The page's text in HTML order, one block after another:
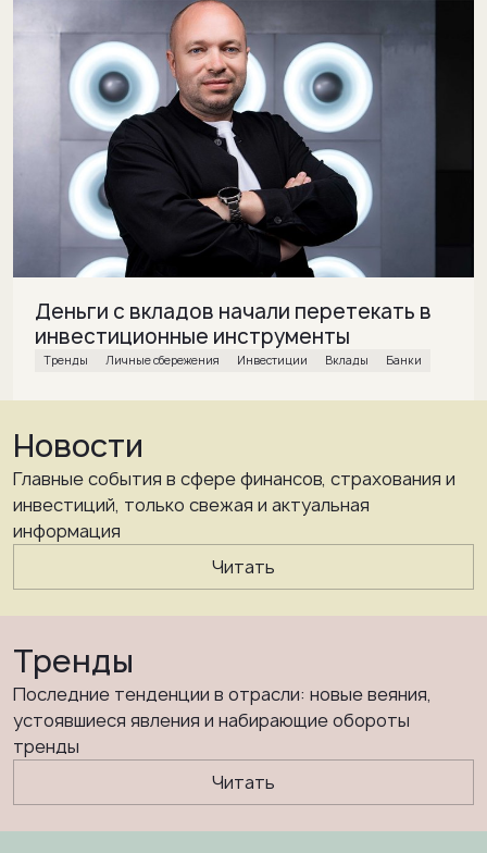
Деньги с вкладов начали перетекать в
инвестиционные инструменты
Тренды Личные сбережения инвестиции вклады банки
Новости
Главные события в сфере финансов, страхования и
инвестиций, только свежая и актуальная
информация
Читать
Тренды
Последние тенденции в отрасли: новые веяния,
устоявшиеся явления и набирающие обороты
тренды
Читать